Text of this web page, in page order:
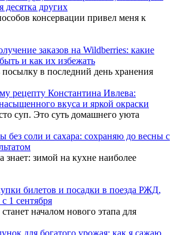
десятка других
консервации привел меня к
заказов на Wildberries: какие
и как их избежать
в последний день хранения
рецепту Константина Ивлева:
вкуса и яркой окраски
суп. Это суть домашнего уюта
соли и сахара: сохраняю до весны с
знает: зимой на кухне наиболее
билетов и посадки в поезда РЖД,
1 сентября
началом нового этапа для
для богатого урожая: как я сажаю